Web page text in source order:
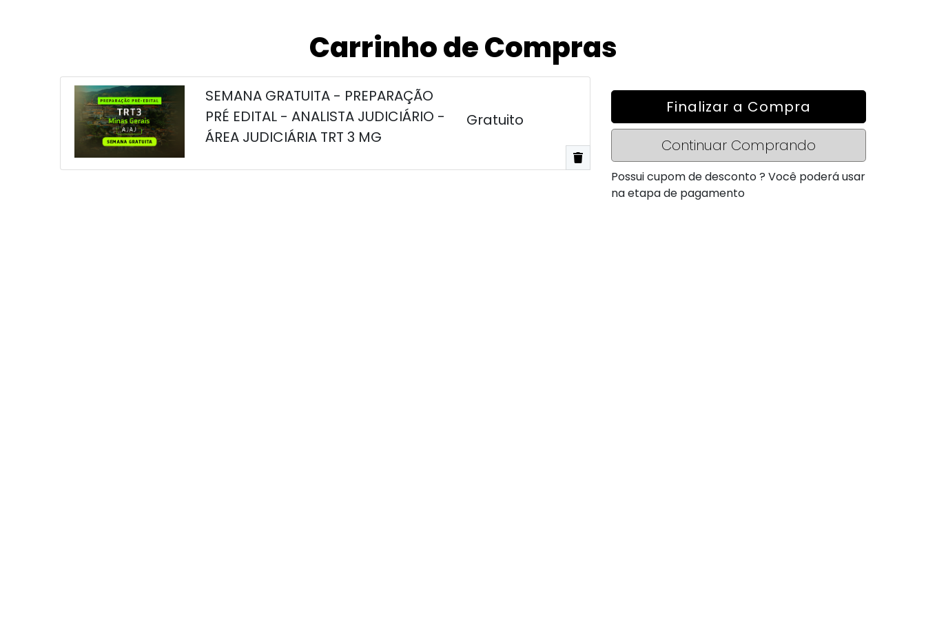
Carrinho de Compras
SEMANA GRATUITA - PREPARAÇÃO
PRÉ EDITAL - ANALISTA JUDICIÁRIO -
ÁREA JUDICIÁRIA TRT 3 MG
Gratuito
Finalizar a Compra
Continuar Comprando
Possui cupom de desconto ? Você poderá usar
na etapa de pagamento